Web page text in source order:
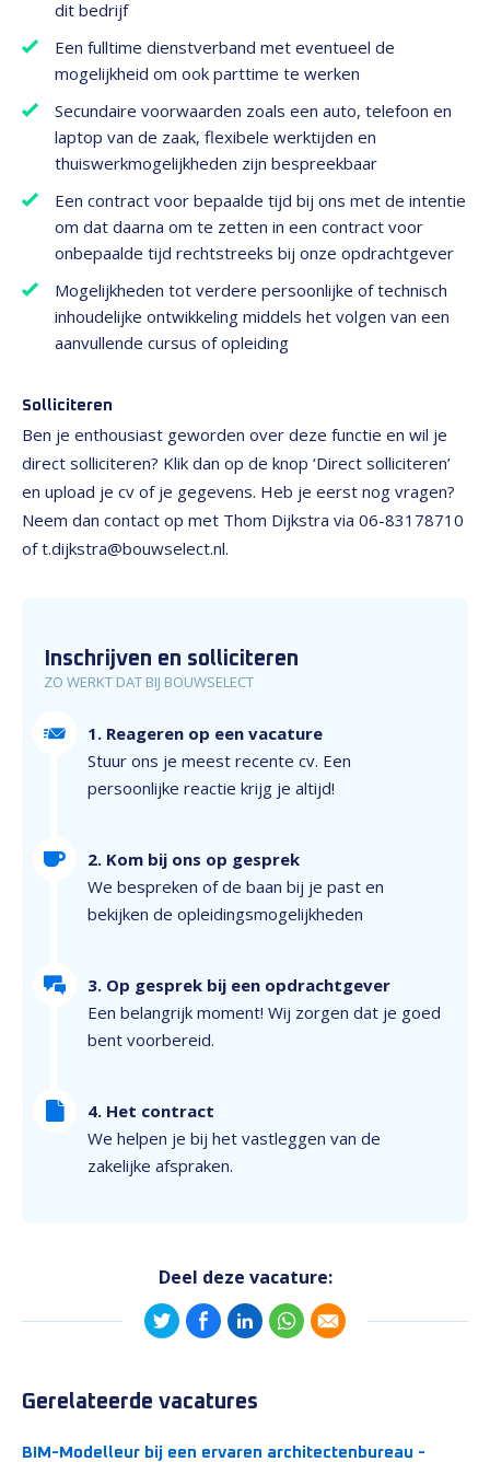
dit bedrijf
Een fulltime dienstverband met eventueel de
mogelijkheid om ook parttime te werken
Secundaire voorwaarden zoals een auto, telefoon en
laptop van de zaak, flexibele werktijden en
thuiswerkmogelijkheden zijn bespreekbaar
Een contract voor bepaalde tijd bij ons met de intentie
om dat daarna om te zetten in een contract voor
onbepaalde tijd rechtstreeks bij onze opdrachtgever
Mogelijkheden tot verdere persoonlijke of technisch
inhoudelijke ontwikkeling middels het volgen van een
aanvullende cursus of opleiding
Solliciteren
Ben je enthousiast geworden over deze functie en wil je
direct solliciteren? Klik dan op de knop ‘Direct solliciteren’
en upload je cv of je gegevens. Heb je eerst nog vragen?
Neem dan contact op met Thom Dijkstra via 06-83178710
of t.dijkstra@bouwselect.nl.
Inschrijven en solliciteren
ZO WERKT DAT BIJ BOUWSELECT
1. Reageren op een vacature
Stuur ons je meest recente cv. Een
persoonlijke reactie krijg je altijd!
2. Kom bij ons op gesprek
We bespreken of de baan bij je past en
bekijken de opleidingsmogelijkheden
3. Op gesprek bij een opdrachtgever
Een belangrijk moment! Wij zorgen dat je goed
bent voorbereid.
4. Het contract
We helpen je bij het vastleggen van de
zakelijke afspraken.
Deel deze vacature:
Gerelateerde vacatures
BIM-Modelleur bij een ervaren architectenbureau -